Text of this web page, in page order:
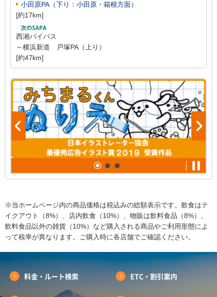
小田原PA（下り：小田原・箱根方面）
[約17km]
西湘バイパス
～横浜新道 戸塚PA（上り）
[約47km]
※当ホームページ内の商品価格は税込みの総額表示です。飲食はテ
イクアウト（8%）、店内飲食（10%）、物販は飲料食品（8%）、
飲料食品以外の雑貨（10%）など購入される商品やご利用形態によ
って税率が異なります。ご購入時に各店舗でご確認ください。
料金・ルート検索 ETC・割引案内